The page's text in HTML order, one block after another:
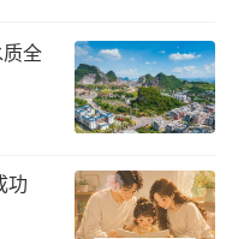
全
功